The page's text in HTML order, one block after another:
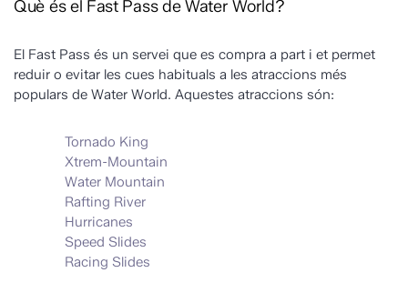
Horari d’avui:
10:00 h. -
h. / Parc 19:00
Horari
Com arribar
Restaurants
Mapa
Què és el Fast Pass de Water World?
El Fast Pass és un servei que es compra a part i et permet
reduir o evitar les cues habituals a les atraccions més
populars de Water World. Aquestes atraccions són:
Tornado King
Xtrem-Mountain
Water Mountain
Rafting River
Hurricanes
Speed Slides
Racing Slides